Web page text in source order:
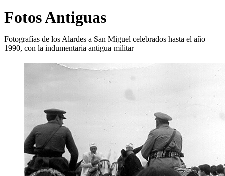
Fotos Antiguas
Fotografías de los Alardes a San Miguel celebrados hasta el año
1990, con la indumentaria antigua militar